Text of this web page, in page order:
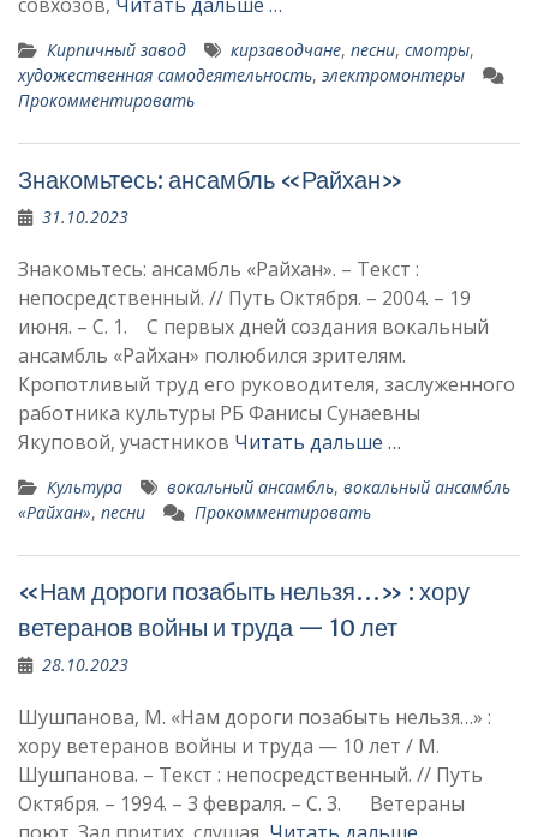
Кирпичный завод кирзаводчане, песни, смотры,
художественная самодеятельность, электромонтеры
Прокомментировать
Знакомьтесь: ансамбль «Райхан»
31.10.2023
Знакомьтесь: ансамбль «Райхан». – Текст :
непосредственный. // Путь Октября. – 2004. – 19
июня. – С. 1. С первых дней создания вокальный
ансамбль «Райхан» полюбился зрите­лям.
Кропотливый труд его руководителя, заслуженного
работника культуры РБ Фанисы Сунаевны
Якуповой, участников Читать дальше …
Культура вокальный ансамбль, вокальный ансамбль
«Райхан», песни Прокомментировать
«Нам дороги позабыть нельзя…» : хору
ветеранов войны и труда — 10 лет
28.10.2023
Шушпанова, М. «Нам дороги позабыть нельзя…» :
хору ветеранов войны и труда — 10 лет / М.
Шушпанова. – Текст : непосредственный. // Путь
Октября. – 1994. – 3 февраля. – С. 3. Ветераны